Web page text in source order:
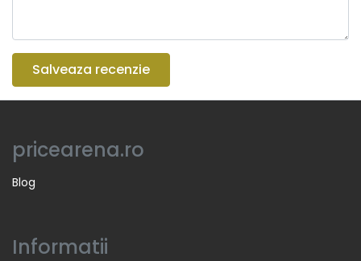
Salveaza recenzie
pricearena.ro
Blog
Informatii